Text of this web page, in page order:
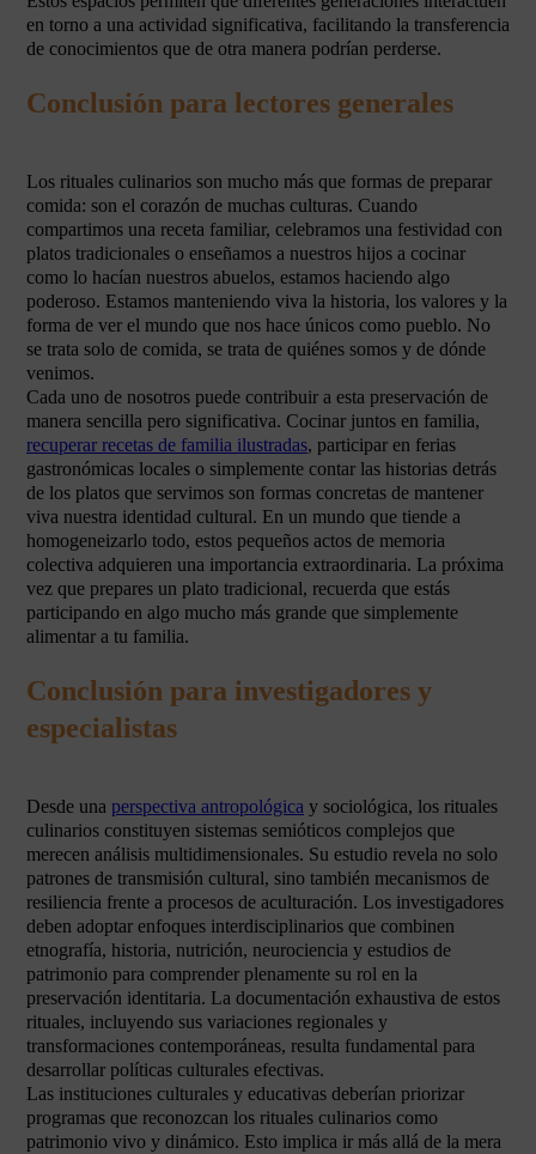
en torno a una actividad significativa, facilitando la transferencia
de conocimientos que de otra manera podrían perderse.
Conclusión para lectores generales
Los rituales culinarios son mucho más que formas de preparar
comida: son el corazón de muchas culturas. Cuando
compartimos una receta familiar, celebramos una festividad con
platos tradicionales o enseñamos a nuestros hijos a cocinar
como lo hacían nuestros abuelos, estamos haciendo algo
poderoso. Estamos manteniendo viva la historia, los valores y la
forma de ver el mundo que nos hace únicos como pueblo. No
se trata solo de comida, se trata de quiénes somos y de dónde
venimos.
Cada uno de nosotros puede contribuir a esta preservación de
manera sencilla pero significativa. Cocinar juntos en familia,
recuperar recetas de familia ilustradas, participar en ferias
gastronómicas locales o simplemente contar las historias detrás
de los platos que servimos son formas concretas de mantener
viva nuestra identidad cultural. En un mundo que tiende a
homogeneizarlo todo, estos pequeños actos de memoria
colectiva adquieren una importancia extraordinaria. La próxima
vez que prepares un plato tradicional, recuerda que estás
participando en algo mucho más grande que simplemente
alimentar a tu familia.
Conclusión para investigadores y
especialistas
Desde una perspectiva antropológica y sociológica, los rituales
culinarios constituyen sistemas semióticos complejos que
merecen análisis multidimensionales. Su estudio revela no solo
patrones de transmisión cultural, sino también mecanismos de
resiliencia frente a procesos de aculturación. Los investigadores
deben adoptar enfoques interdisciplinarios que combinen
etnografía, historia, nutrición, neurociencia y estudios de
patrimonio para comprender plenamente su rol en la
preservación identitaria. La documentación exhaustiva de estos
rituales, incluyendo sus variaciones regionales y
transformaciones contemporáneas, resulta fundamental para
desarrollar políticas culturales efectivas.
Las instituciones culturales y educativas deberían priorizar
programas que reconozcan los rituales culinarios como
patrimonio vivo y dinámico. Esto implica ir más allá de la mera